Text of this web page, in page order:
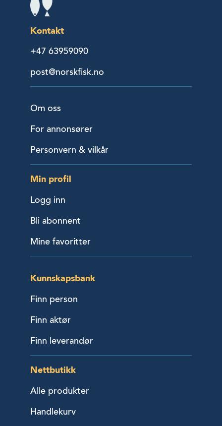
Kontakt
+47 63959090
post@norskfisk.no
Om oss
For annonsører
Personvern & vilkår
Min profil
Logg inn
Bli abonnent
Mine favoritter
Kunnskapsbank
Finn person
Finn aktør
Finn leverandør
Nettbutikk
Alle produkter
Handlekurv